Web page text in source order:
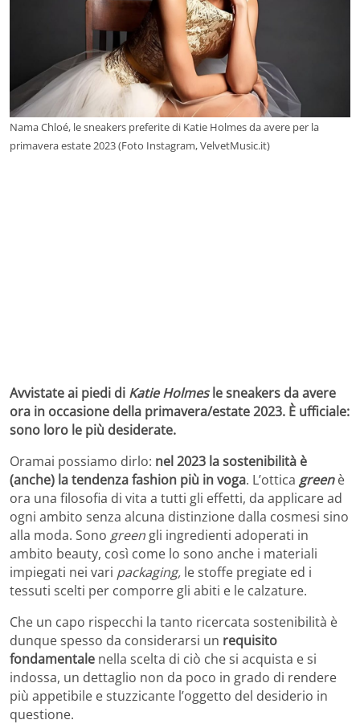
Nama Chloé, le sneakers preferite di Katie Holmes da avere per la
primavera estate 2023 (Foto Instagram, VelvetMusic.it)
Avvistate ai piedi di Katie Holmesle sneakers da avere
ora in occasione della primavera/estate 2023. È ufficiale:
sono loro le più desiderate.
Oramai possiamo dirlo: nel 2023 la sostenibilità è
(anche) la tendenza fashion più in voga. L’ottica greenè
ora una filosofia di vita a tutti gli effetti, da applicare ad
ogni ambito senza alcuna distinzione dalla cosmesi sino
alla moda. Sono green gli ingredienti adoperati in
ambito beauty, così come lo sono anche i materiali
impiegati nei vari packaging, le stoffe pregiate ed i
tessuti scelti per comporre gli abiti e le calzature.
Che un capo rispecchi la tanto ricercata sostenibilità è
dunque spesso da considerarsi un requisito
fondamentale nella scelta di ciò che si acquista e si
indossa, un dettaglio non da poco in grado di rendere
più appetibile e stuzzicante l’oggetto del desiderio in
questione.